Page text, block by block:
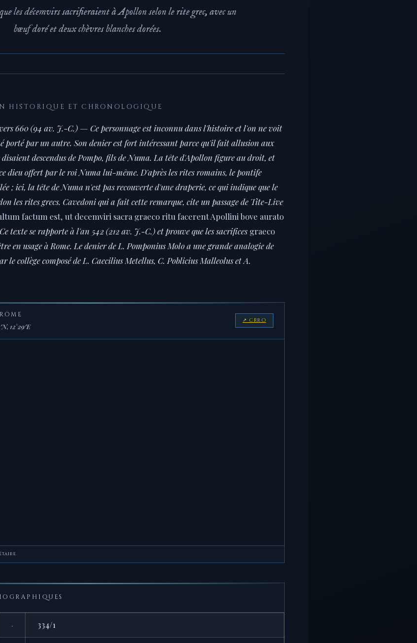
les décemvirs sacrifieraient à Apollon selon le rite grec, avec un
bœuf doré et deux chèvres blanches dorées.
HISTORIQUE ET CHRONOLOGIQUE
660 (94 av. J.-C.) — Ce personnage est inconnu dans l'histoire et l'on ne voit
porté par un autre. Son denier est fort intéressant parce qu'il fait allusion aux
descendus de Pompo, fils de Numa. La tête d'Apollon figure au droit, et
dieu offert par le roi Numa lui-même. D'après les rites romains, le pontife
; ici, la tête de Numa n'est pas recouverte d'une draperie, ce qui indique que le
les rites grecs. Cavedoni qui a fait cette remarque, cite un passage de Tite-Live
factum est, ut decemviri sacra graeco ritu facerent Apollini bove aurato
Ce texte se rapporte à l'an 542 (212 av. J.-C.) et prouve que les sacrifices graeco
en usage à Rome. Le denier de L. Pomponius Molo a une grande analogie de
le collège composé de L. Caecilius Metellus, C. Poblicius Malleolus et A.
12°29′E
↗ CRRO
· 334/1